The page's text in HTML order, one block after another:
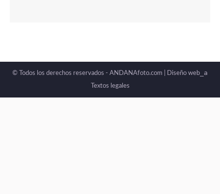
© Todos los derechos reservados - ANDANAfoto.com | Diseño web _a
Textos legales